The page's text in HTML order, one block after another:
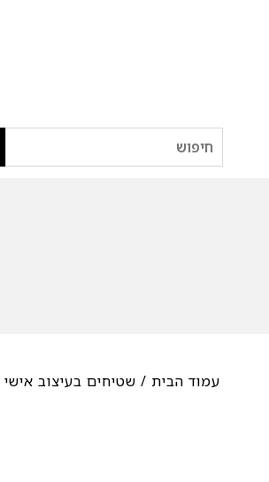
עמוד הבית / שטיחים בעיצוב אישי